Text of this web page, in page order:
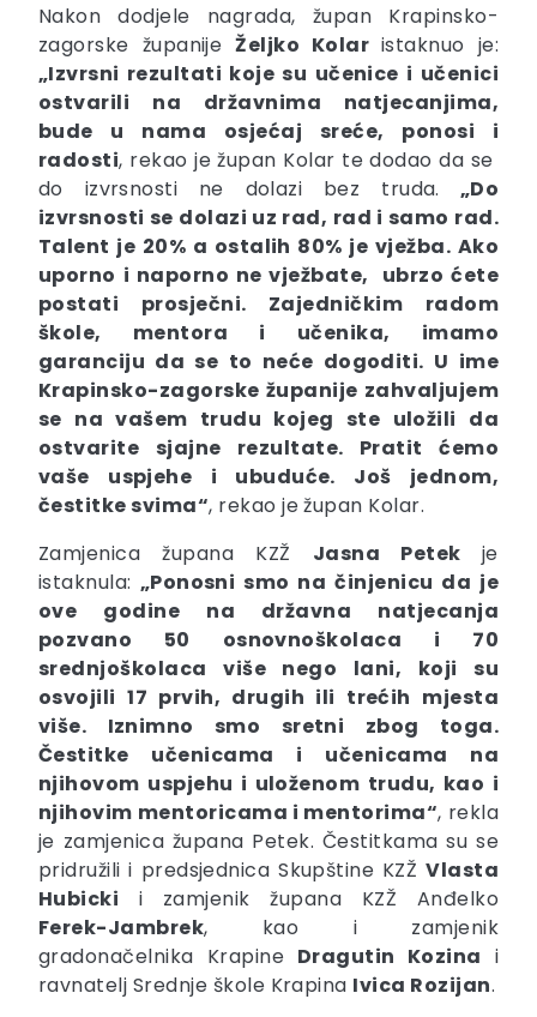
Nakon dodjele nagrada, župan Krapinsko-
zagorske županijeŽeljko Kolar istaknuo je:
„Izvrsni rezultati koje su učenice i učenici
ostvarili na državnima natjecanjima,
bude u nama osjećaj sreće, ponosi i
radosti, rekao je župan Kolar te dodao da se
do izvrsnosti ne dolazi bez truda. „Do
izvrsnosti se dolazi uz rad, rad i samo rad.
Talent je 20% a ostalih 80% je vježba. Ako
uporno i naporno ne vježbate, ubrzo ćete
postati prosječni. Zajedničkim radom
škole, mentora i učenika, imamo
garanciju da se to neće dogoditi. U ime
Krapinsko-zagorske županije zahvaljujem
se na vašem trudu kojeg ste uložili da
ostvarite sjajne rezultate. Pratit ćemo
vaše uspjehe i ubuduće. Još jednom,
čestitke svima“, rekao je župan Kolar.
Zamjenica župana KZŽ Jasna Petekje
istaknula: „Ponosni smo na činjenicu da je
ove godine na državna natjecanja
pozvano 50 osnovnoškolaca i 70
srednjoškolaca više nego lani, koji su
osvojili 17 prvih, drugih ili trećih mjesta
više. Iznimno smo sretni zbog toga.
Čestitke učenicama i učenicama na
njihovom uspjehu i uloženom trudu, kao i
njihovim mentoricama i mentorima“, rekla
je zamjenica župana Petek. Čestitkama su se
pridružili i predsjednica Skupštine KZŽVlasta
Hubicki i zamjenik župana KZŽ Anđelko
Ferek-Jambrek, kao i zamjenik
gradonačelnika Krapine Dragutin Kozina i
ravnatelj Srednje škole Krapina Ivica Rozijan.